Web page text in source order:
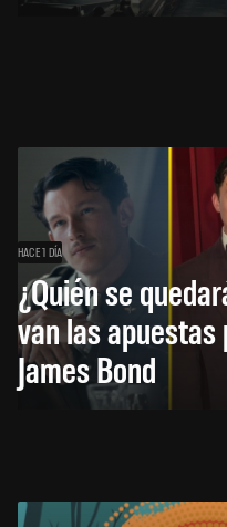
HACE 1 DÍA
¿Quién se
van las
James Bond